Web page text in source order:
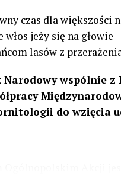
czas dla większości
włos jeży się na
lasów z
wspólnie z
do wzięcia